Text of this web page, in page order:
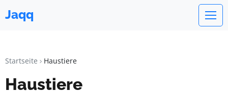
Jaqq
Startseite Haustiere
Haustiere